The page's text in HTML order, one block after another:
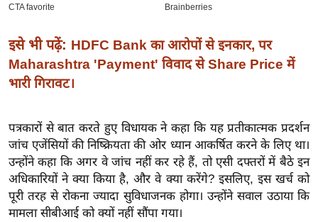
बे
मि
सा
श
ख्सि
य
त
यं
इसे भी पढ़ें: HDFC Bank का आरोपों से इनकार, पर
Maharashtra 'Payment' विवाद से Share Price में
भारी गिरावट।
पत्रकारों से बात करते हुए विधायक ने कहा कि यह प्रतीकात्मक प्रदर्शन
जांच एजेंसियों की निष्क्रियता की ओर ध्यान आकर्षित करने के लिए था।
उन्होंने कहा कि अगर वे जांच नहीं कर रहे हैं, तो एसी दफ्तरों में बैठे इन
अधिकारियों ने क्या किया है, और वे क्या करेंगे? इसलिए, इस खर्च को
पूरी तरह से रोकना ज्यादा सुविधाजनक होगा। उन्होंने सवाल उठाया कि
मामला सीबीआई को क्यों नहीं सौंपा गया।